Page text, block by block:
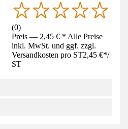
(0)
Preis — 2,45 € * Alle Preise
inkl. MwSt. und ggf. zzgl.
Versandkosten pro ST2,45 €*/
ST